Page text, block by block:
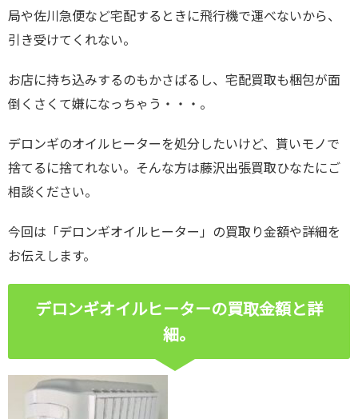
局や佐川急便など宅配するときに飛行機で運べないから、
引き受けてくれない。
お店に持ち込みするのもかさばるし、宅配買取も梱包が面
倒くさくて嫌になっちゃう・・・。
デロンギのオイルヒーターを処分したいけど、貰いモノで
捨てるに捨てれない。そんな方は藤沢出張買取ひなたにご
相談ください。
今回は「デロンギオイルヒーター」の買取り金額や詳細を
お伝えします。
デロンギオイルヒーターの買取金額と詳
細。